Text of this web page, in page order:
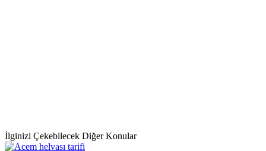
İlginizi Çekebilecek Diğer Konular